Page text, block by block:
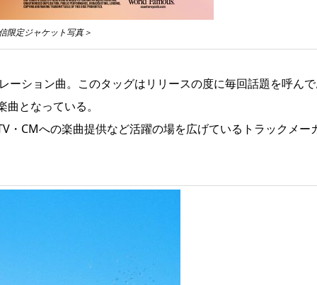
限定ジャケット写真＞
ーション曲。このタッグはリリースの度に毎回話題を呼ん
となっている。
・CMへの楽曲提供など活躍の場を広げているトラックメー